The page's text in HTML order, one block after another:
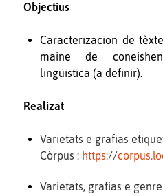
Objectius
Caracterizacion de
maine de
lingüistica (a definir).
Realizat
Varietats e grafias
Còrpus : https://
Varietats, grafias e